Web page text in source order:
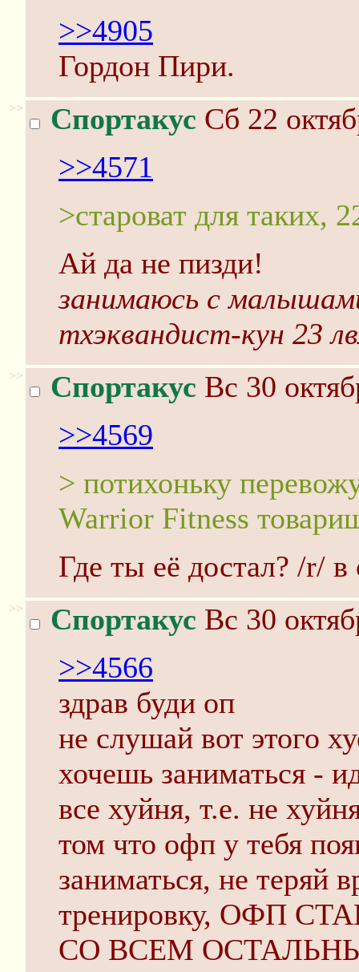
>>4905
Гордон Пири.
>> Спортакус Сб 22
>>4571
>староват для таких,
Ай да не пизди!
занимаюсь с
тхэквандист-кун 23
>> Спортакус Вс 30
>>4569
> потихоньку
Warrior Fitness
Где ты её достал? /r/
>> Спортакус Вс 30
>>4566
здрав буди оп
не слушай вот этого
хочешь заниматься -
все хуйня, т.е. не
том что офп у тебя
заниматься, не теряй
тренировку, ОФП
СО ВСЕМ